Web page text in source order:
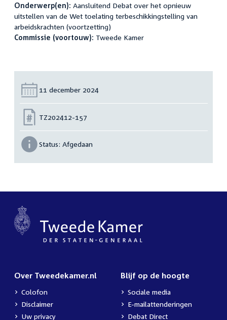
Onderwerp(en): Aansluitend Debat over het opnieuw
uitstellen van de Wet toelating terbeschikkingstelling van
arbeidskrachten (voortzetting)
Commissie (voortouw): Tweede Kamer
Datum:
11 december 2024
Nummer:
TZ202412-157
Status: Afgedaan
Over Tweedekamer.nl
Colofon
Disclaimer
Uw privacy
Blijf op de hoogte
Sociale media
E-mailattenderingen
Debat Direct